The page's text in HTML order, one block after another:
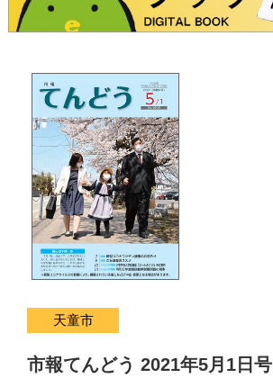
天童市
市報てんどう 2021年5月1日号
市町村
このサイトについて
運営会社
ご利用ガイド
よくある質問
サイトマップ